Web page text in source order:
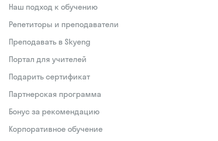
Наш подход к обучению
Репетиторы и преподаватели
Преподавать в Skyeng
Портал для учителей
Подарить сертификат
Партнерская программа
Бонус за рекомендацию
Корпоративное обучение